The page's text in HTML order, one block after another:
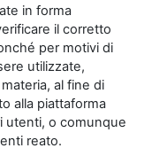
in forma
il corretto
per motivi di
utilizzate,
al fine di
alla piattaforma
utenti, o comunque
reato.